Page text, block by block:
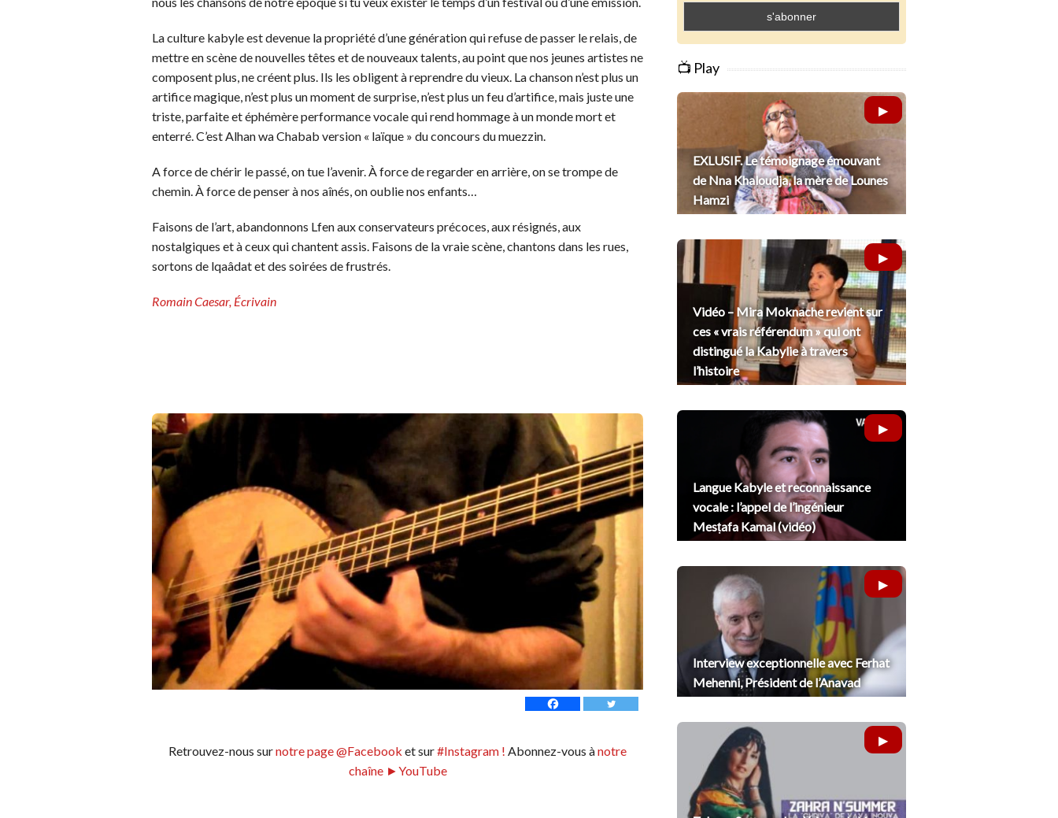
La culture kabyle est devenue la propriété d’une génération qui refuse de passer le relais, de
mettre en scène de nouvelles têtes et de nouveaux talents, au point que nos jeunes artistes ne
composent plus, ne créent plus. Ils les obligent à reprendre du vieux. La chanson n’est plus un
artifice magique, n’est plus un moment de surprise, n’est plus un feu d’artifice, mais juste une
triste, parfaite et éphémère performance vocale qui rend hommage à un monde mort et
enterré. C’est Alhan wa Chabab version « laïque » du concours du muezzin.
A force de chérir le passé, on tue l’avenir. À force de regarder en arrière, on se trompe de
chemin. À force de penser à nos aînés, on oublie nos enfants…
Faisons de l’art, abandonnons Lfen aux conservateurs précoces, aux résignés, aux
nostalgiques et à ceux qui chantent assis. Faisons de la vraie scène, chantons dans les rues,
sortons de lqaâdat et des soirées de frustrés.
Romain Caesar, Écrivain
Retrouvez-nous surnotre page @Facebook et sur#Instagram ! Abonnez-vous ànotre
chaîne ►YouTube
📺 Play
EXLUSIF. Le témoignage émouvant
de Nna Khaloudja, la mère de Lounes
Hamzi
Vidéo – Mira Moknache revient sur
ces « vrais référendum » qui ont
distingué la Kabylie à travers
l’histoire
Langue Kabyle et reconnaissance
vocale : l’appel de l’ingénieur
Mesṭafa Kamal (vidéo)
Interview exceptionnelle avec Ferhat
Mehenni, Président de l’Anavad